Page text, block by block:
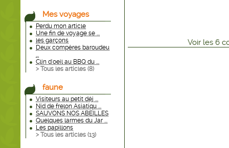
Mes voyages
Perdu mon article
Une fin de voyage se ...
les garçons
Deux compères baroudeu
...
Clin d'oeil au BBQ du ...
> Tous les articles (8)
faune
Visiteurs au petit déj ...
Nid de frelon Asiatiqu ...
SAUVONS NOS ABEILLES
Quelques larmes du Jar ...
Les papillons
> Tous les articles (13)
Voir les 6